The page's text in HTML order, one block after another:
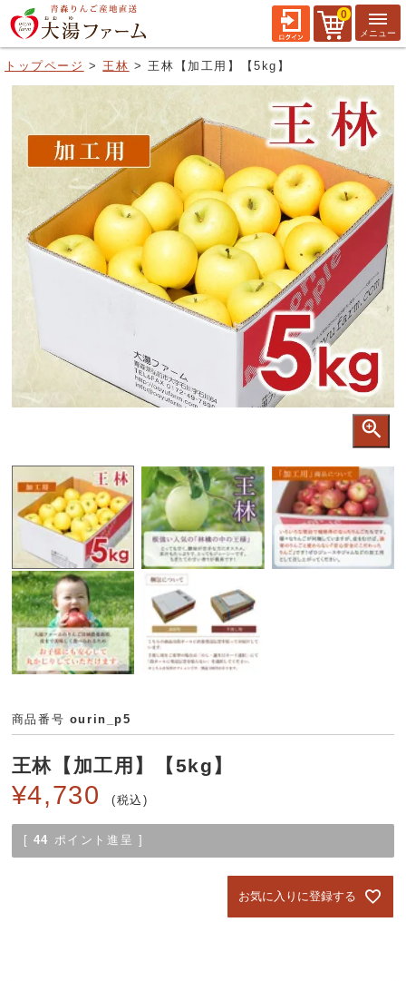
0
トップページ 王林 王林【加工用】【5kg】
商品番号 ourin_p5
王林【加工用】【5kg】
¥4,730 税込
[ 44 ポイント進呈 ]
お気に入りに登録する